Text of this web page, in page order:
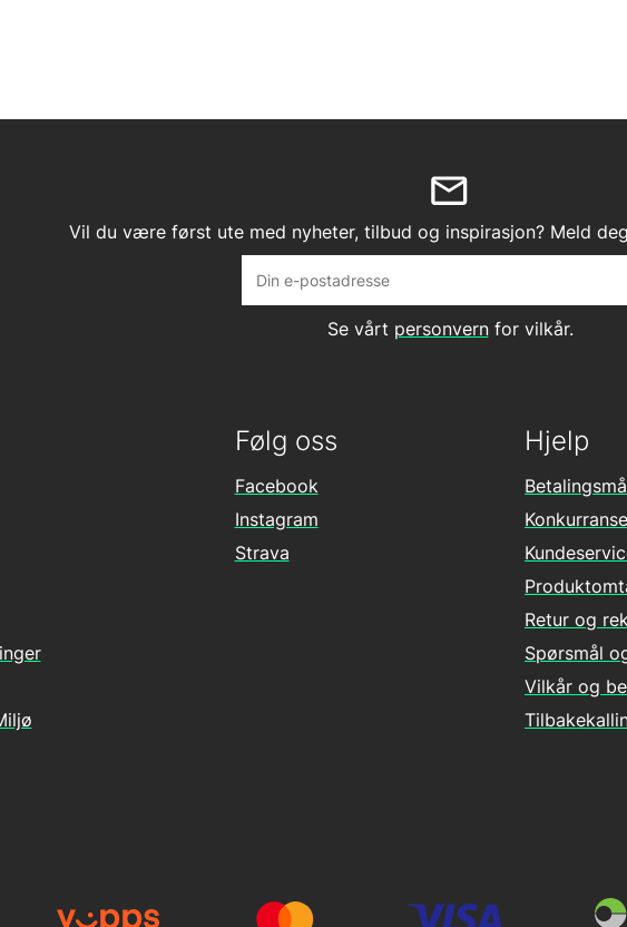
Vil du være først ute med nyheter, tilbud og inspirasjon? Meld
Se vårt personvernfor vilkår.
Følg oss
Facebook
Instagram
Strava
Hjelp
Retur og
Spørsmål
Vilkår og